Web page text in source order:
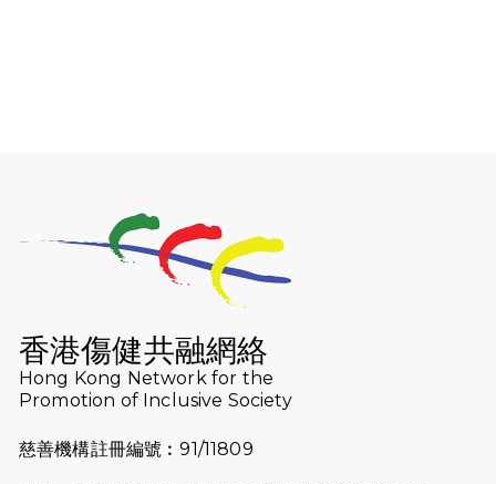
2026-07-23
猛龍長跑隊恆常練習 - 7月23日
（19:00開始）
猛龍長跑隊恆常練習 - 7月16日
2026-07-10
【猛龍戈壁118公里分享暨香港傷健共
融網絡15周年晚宴】
2026-07-09
猛龍長跑隊恆常練習 - 7月9日（19:00
香港傷健共融網絡
Hong Kong Network for the
Promotion of Inclusive Society
慈善機構註冊編號︰91/11809